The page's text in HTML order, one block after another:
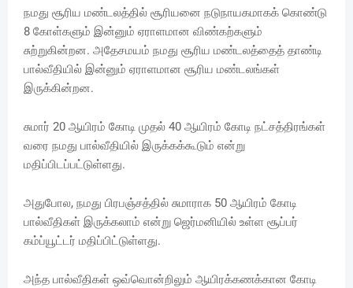
நமது சூரிய மண்டலத்தில் சூரியனை நடுநாயகமாகக் கொண்டு
8 கோள்களும் இன்னும் ஏராளமான விண்கற்களும்
சுற்றுகின்றன. அதேசமயம் நமது சூரிய மண்டலத்தைத் தாண்டி
பால்வீதியில் இன்னும் ஏராளமான சூரிய மண்டலங்கள்
இருக்கின்றன.
சுமார் 20 ஆயிரம் கோடி முதல் 40 ஆயிரம் கோடி நட்சத்திரங்கள்
வரை நமது பால்வீதியில் இருக்கக்கூடும் என்று
மதிப்பிடப்பட்டுள்ளது.
அதுபோல, நமது பிரபஞ்சத்தில் சுமாராக 50 ஆயிரம் கோடி
பால்வீதிகள் இருக்கலாம் என்று ஜெர்மனியில் உள்ள சூப்பர்
கம்ப்யூட்டர் மதிப்பிட்டுள்ளது.
அந்த பால்வீதிகள் ஒவ்வொன்றிலும் ஆயிரக்கணக்கான கோடி